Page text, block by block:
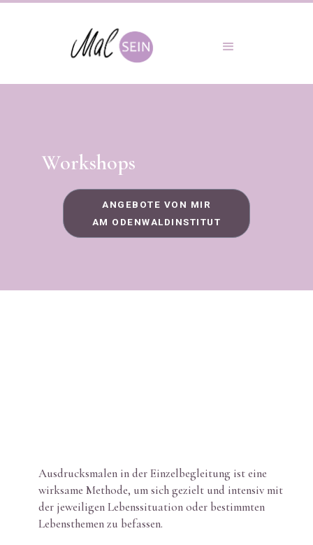
Workshops
ANGEBOTE VON MIR
AM ODENWALDINSTITUT
Ausdrucksmalen in der Einzelbegleitung ist eine
wirksame Methode, um sich gezielt und intensiv mit
der jeweiligen Lebenssituation oder bestimmten
Lebensthemen zu befassen.